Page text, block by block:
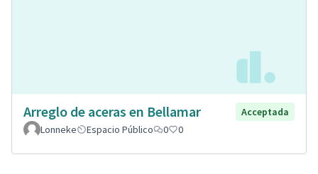
Arreglo de aceras en Bellamar
Acceptada
Lonneke
Espacio Público 0 0